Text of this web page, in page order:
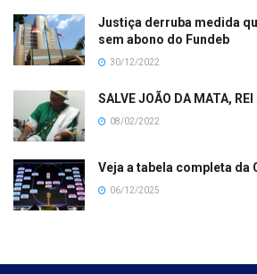
Justiça derruba medida
sem abono do Fundeb
30/12/2022
SALVE JOÃO DA MATA,
08/02/2022
Veja a tabela completa da
06/12/2025